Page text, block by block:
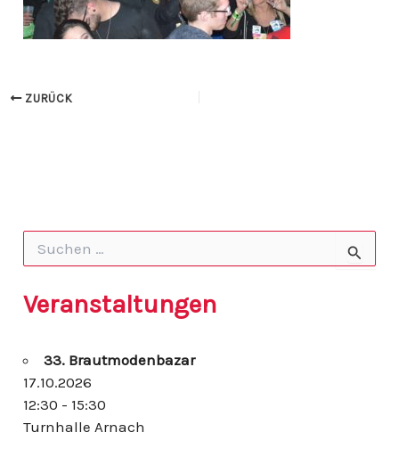
ZURÜCK
h
e
a
c
h
Veranstaltungen
33. Brautmodenbazar
17.10.2026
12:30 - 15:30
Turnhalle Arnach